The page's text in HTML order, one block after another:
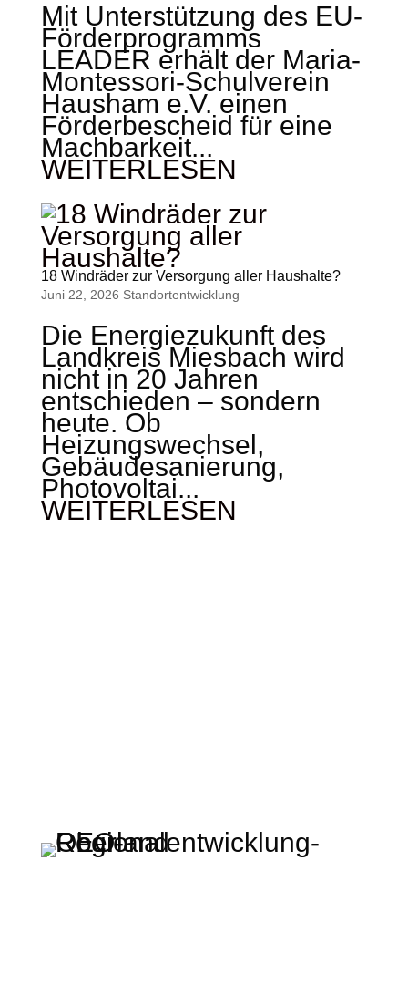
Mit Unterstützung des EU-
Förderprogramms
LEADER erhält der Maria-
Montessori-Schulverein
Hausham e.V. einen
Förderbescheid für eine
Machbarkeit...
WEITERLESEN
18 Windräder zur Versorgung aller Haushalte?
Juni 22, 2026 Standort­entwicklung
Die Energiezukunft des
Landkreis Miesbach wird
nicht in 20 Jahren
entschieden – sondern
heute. Ob
Heizungswechsel,
Gebäudesanierung,
Photovoltai...
WEITERLESEN